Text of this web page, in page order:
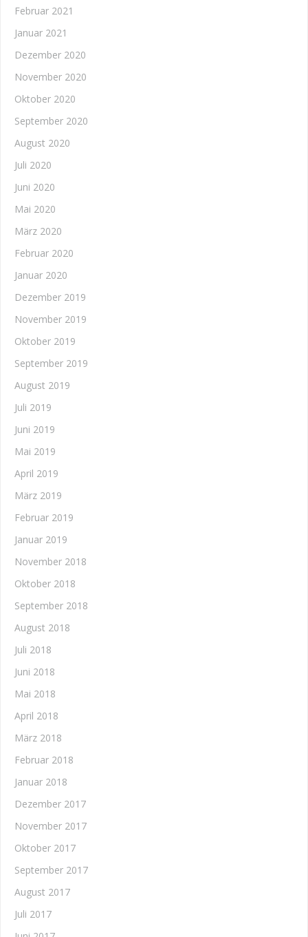
Februar 2021
Januar 2021
Dezember 2020
November 2020
Oktober 2020
September 2020
August 2020
Juli 2020
Juni 2020
Mai 2020
März 2020
Februar 2020
Januar 2020
Dezember 2019
November 2019
Oktober 2019
September 2019
August 2019
Juli 2019
Juni 2019
Mai 2019
April 2019
März 2019
Februar 2019
Januar 2019
November 2018
Oktober 2018
September 2018
August 2018
Juli 2018
Juni 2018
Mai 2018
April 2018
März 2018
Februar 2018
Januar 2018
Dezember 2017
November 2017
Oktober 2017
September 2017
August 2017
Juli 2017